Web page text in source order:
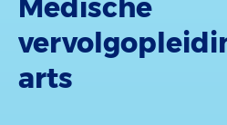
Medische
arts